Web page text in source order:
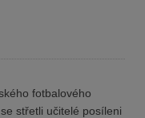
fotbalového
střetli učitelé posíleni